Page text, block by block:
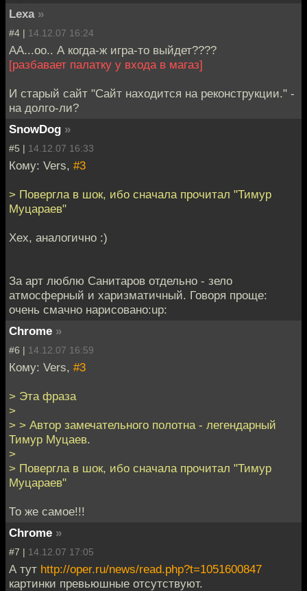
Lexa »
#4 | 14.12.07 16:24
АА...оо.. А когда-ж игра-то выйдет????
[разбавает палатку у входа в магаз]
И старый сайт "Сайт находится на реконструкции." -
на долго-ли?
SnowDog »
#5 | 14.12.07 16:33
Кому: Vers, #3
> Повергла в шок, ибо сначала прочитал "Тимур
Муцараев"
Хех, аналогично :)
За арт люблю Санитаров отдельно - зело
атмосферный и харизматичный. Говоря проще:
очень смачно нарисовано:up:
Chrome »
#6 | 14.12.07 16:59
Кому: Vers, #3
> Эта фраза
>
> > Автор замечательного полотна - легендарный
Тимур Муцаев.
>
> Повергла в шок, ибо сначала прочитал "Тимур
Муцараев"
То же самое!!!
Chrome »
#7 | 14.12.07 17:05
А тут http://oper.ru/news/read.php?t=1051600847
картинки превьюшные отсутствуют.